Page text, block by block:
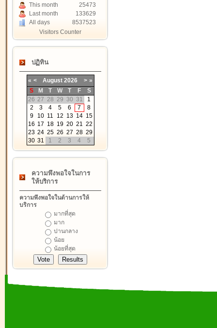
This month
25473
Last month
133629
All days
8537523
Visitors Counter
ปฏิทิน
« < August 2026 > »
S
M T W T F
S
26 27 28 29 30 31
1
2
3 4 5 6 7
8
9
10 11 12 13 14 15
16 17 18 19 20 21 22
23 24 25 26 27 28 29
30 31 1 2 3 4 5
ความพึงพอใจในการ
ให้บริการ
ความพึงพอใจในด้านการให้
บริการ
มากที่สุด
มาก
ปานกลาง
น้อย
น้อยที่สุด